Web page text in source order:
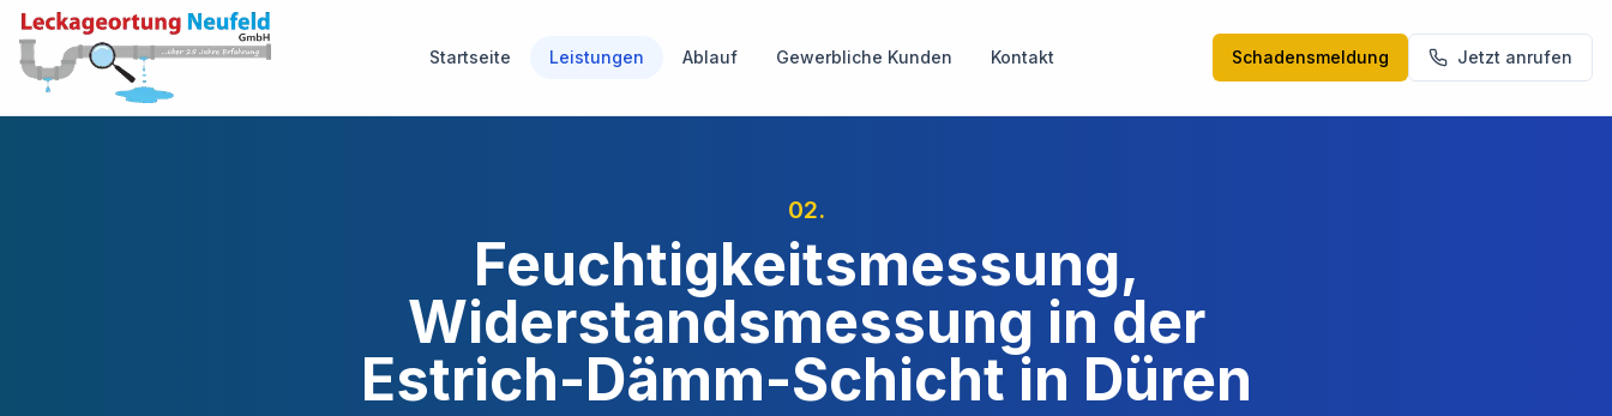
Startseite Leistungen Ablauf Gewerbliche Kunden Kontakt Schadensmeldung Jetzt anrufen
02.
Feuchtigkeitsmessung,
Widerstandsmessung in der
Estrich-Dämm-Schicht in Düren